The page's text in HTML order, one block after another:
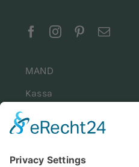
MAND
Kassa
Mijn account